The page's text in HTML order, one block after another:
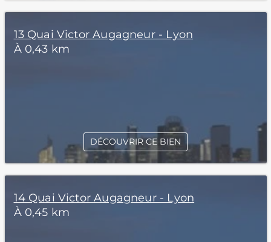
13 Quai Victor Augagneur - Lyon
À 0,43 km
DÉCOUVRIR CE BIEN
14 Quai Victor Augagneur - Lyon
À 0,45 km